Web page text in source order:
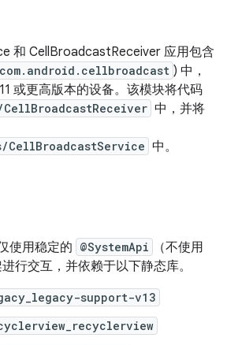
和 CellBroadcastReceiver 应用包含
com.android.cellbroadcast ) 中，
或更高版本的设备。该模块将代码
中，并将
CellBroadcastService 中。
使用稳定的 @SystemApi （不使用
行交互，并依赖于以下静态库。
support-v13